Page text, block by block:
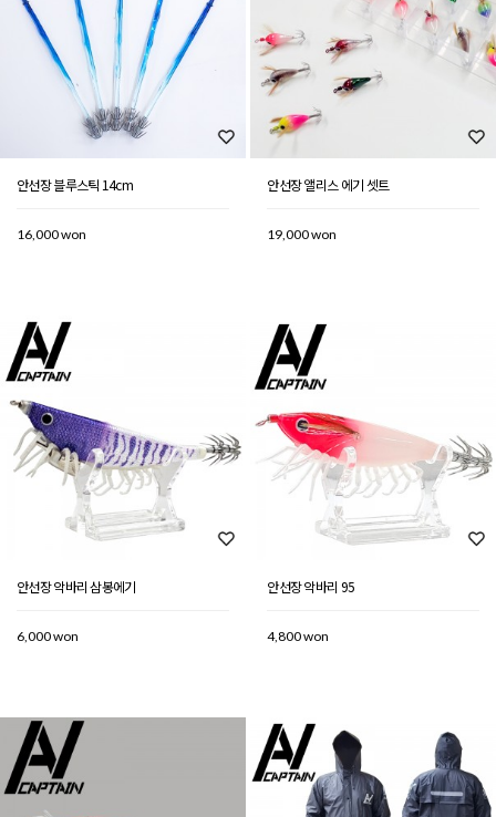
안선장 블루스틱 14cm
16,000 won
안선장 앨리스 에기 셋트
19,000 won
안선장 악바리 삼봉에기
6,000 won
안선장 악바리 95
4,800 won